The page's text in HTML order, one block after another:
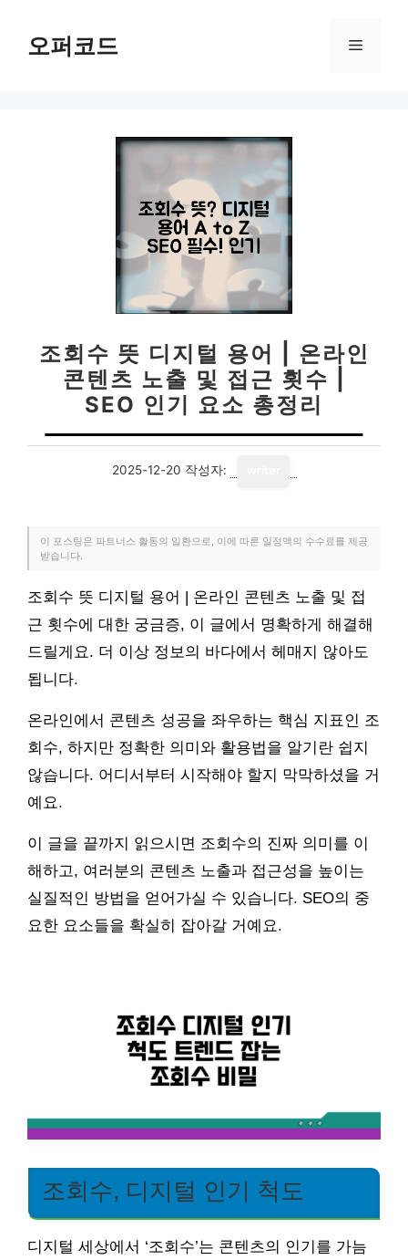
오퍼코드 메
조회수 뜻 디지털 용어 | 온라인
콘텐츠 노출 및 접근 횟수 |
SEO 인기 요소 총정리
2025-12-20 작성자:
이 포스팅은 파트너스 활동의 일환으로, 이에 따른 일정액의 수수료를 제공
받습니다.
조회수 뜻 디지털 용어 | 온라인 콘텐츠 노출 및 접
근 횟수에 대한 궁금증, 이 글에서 명확하게 해결해
드릴게요. 더 이상 정보의 바다에서 헤매지 않아도
됩니다.
온라인에서 콘텐츠 성공을 좌우하는 핵심 지표인 조
회수, 하지만 정확한 의미와 활용법을 알기란 쉽지
않습니다. 어디서부터 시작해야 할지 막막하셨을 거
예요.
이 글을 끝까지 읽으시면 조회수의 진짜 의미를 이
해하고, 여러분의 콘텐츠 노출과 접근성을 높이는
실질적인 방법을 얻어가실 수 있습니다. SEO의 중
요한 요소들을 확실히 잡아갈 거예요.
조회수, 디지털 인기 척도
디지털 세상에서 ‘조회수’는 콘텐츠의 인기를 가늠